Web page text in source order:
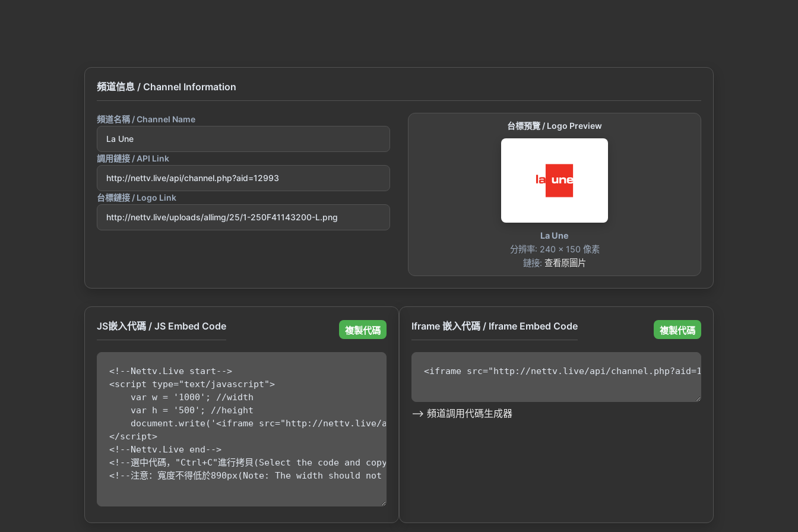
頻道信息 / Channel Information
頻道名稱 / Channel Name
La Une
調用鏈接 / API Link
http://nettv.live/api/channel.php?aid=12993
台標鏈接 / Logo Link
http://nettv.live/uploads/allimg/25/1-250F41143200-L.png
台標預覽 / Logo Preview
La Une
分辨率: 240 × 150 像素
鏈接: 查看原圖片
JS嵌入代碼 / JS Embed Code 複製代碼 Iframe 嵌入代碼 / Iframe Embed Code 複製代碼
——> 頻道調用代碼生成器